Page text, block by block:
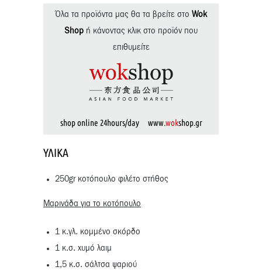
Όλα τα προϊόντα μας θα τα βρείτε στο Wok
Shop ή κάνοντας κλικ στο προϊόν που
επιθυμείτε
shop online 24hours/day www.wokshop.gr
ΥΛΙΚΆ
250gr κοτόπουλο φιλέτο στήθος
Μαρινάδα για το κοτόπουλο
1 κ.γλ. κομμένο σκόρδo
1 κ.σ. χυμό λαιμ
1,5 κ.σ. σάλτσα ψαριού